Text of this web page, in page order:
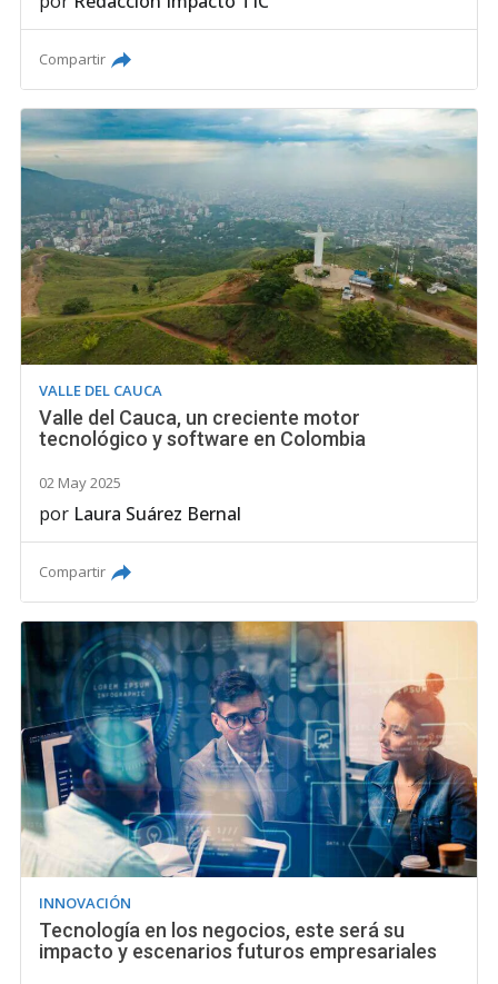
Compartir
VALLE DEL CAUCA
Valle del Cauca, un creciente motor
tecnológico y software en Colombia
02 May 2025
por Laura Suárez Bernal
Compartir
INNOVACIÓN
Tecnología en los negocios, este será su
impacto y escenarios futuros empresariales